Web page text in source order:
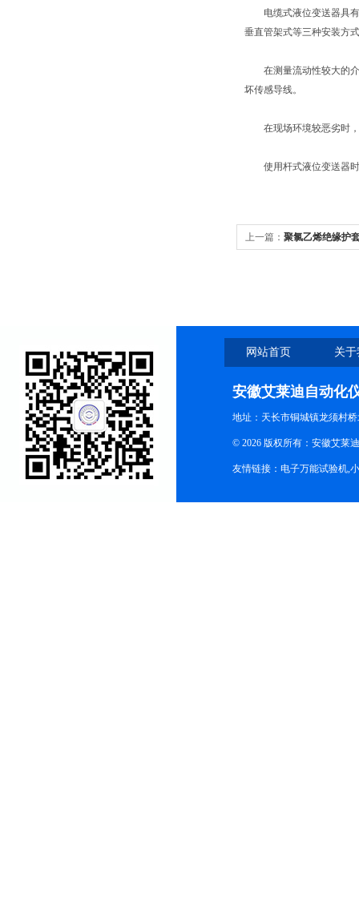
电缆式液位变送器具有
垂直管架式等三种安装方
在测量流动性较大的介
坏传感导线。
在现场环境较恶劣时，
使用杆式液位变送器时
上一篇： 聚氯乙烯绝缘护
网站首页 关
安徽艾莱迪自动化
地址：天长市铜城镇龙须村
© 2026 版权所有：安徽艾莱
友情链接： 电子万能试验机,